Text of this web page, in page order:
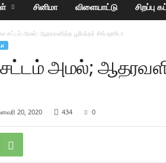
சினிமா விளையாட்டு சிறப்பு
சட்டம் அமல்; ஆதரவளித்த பூபேந்தர் சிங் ஹூடா
சட்டம் அமல்;
20, 2020 434 0